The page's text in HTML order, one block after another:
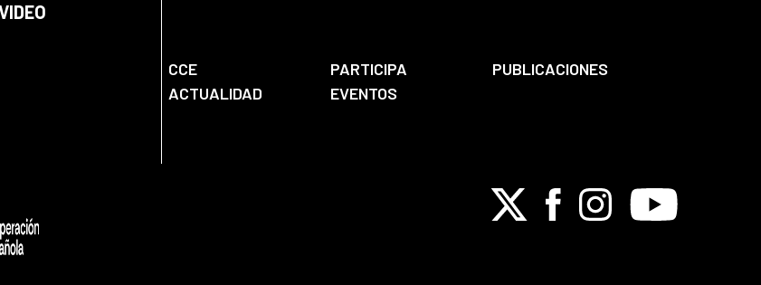
CCE PARTICIPA
PUBLICACIONES
ACTUALIDAD
EVENTOS
X FacebookInstagramYoutube